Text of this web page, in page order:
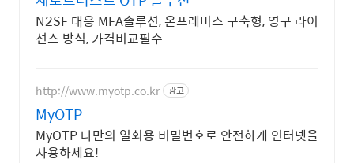
N2SF 대응 MFA솔루션, 온프레미스 구축형, 영구 라이
선스 방식, 가격비교필수
http://www.myotp.co.kr 광고
MyOTP
MyOTP 나만의 일회용 비밀번호로 안전하게 인터넷을
사용하세요!